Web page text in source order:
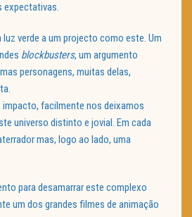
expectativas.
verde a um projecto como este. Um
blockbusters, um argumento
personagens, muitas delas,
impacto, facilmente nos deixamos
universo distinto e jovial. Em cada
mas, logo ao lado, uma
para desamarrar este complexo
um dos grandes filmes de animação